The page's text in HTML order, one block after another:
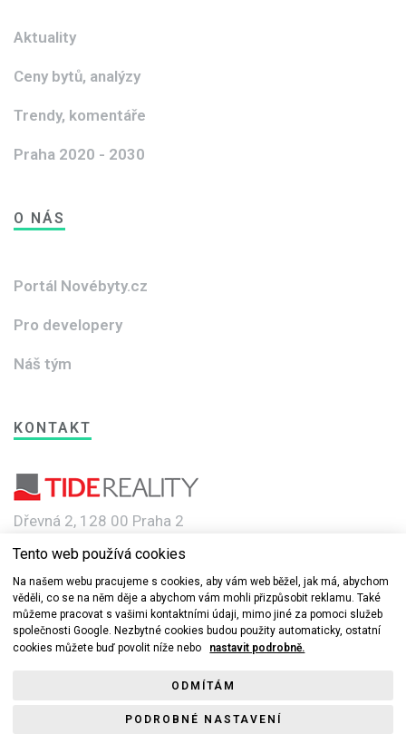
Aktuality
Ceny bytů, analýzy
Trendy, komentáře
Praha 2020 - 2030
O NÁS
Portál Novébyty.cz
Pro developery
Náš tým
KONTAKT
Dřevná 2, 128 00 Praha 2
e-mail: info@novebyty.cz
© 2019-2022 Nové byty.cz s.r.o a TIDE REALITY spol. s r.o. Všechna
Tento web používá cookies
Na našem webu pracujeme s cookies, aby vám web běžel, jak má, abychom
věděli, co se na něm děje a abychom vám mohli přizpůsobit reklamu. Také
můžeme pracovat s vašimi kontaktními údaji, mimo jiné za pomoci služeb
společnosti Google. Nezbytné cookies budou použity automaticky, ostatní
cookies můžete buď povolit níže nebo
nastavit podrobně.
ODMÍTÁM
PODROBNÉ NASTAVENÍ